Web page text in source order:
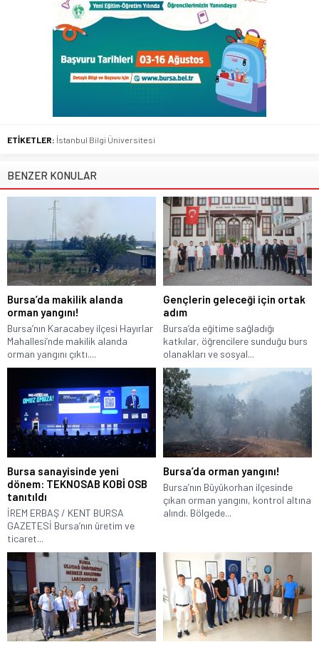
ETİKETLER: İstanbul Bilgi Üniversitesi
BENZER KONULAR
Bursa’da makilik alanda
orman yangını!
Bursa’nın Karacabey ilçesi Hayırlar
Mahallesi’nde makilik alanda
orman yangını çıktı....
Gençlerin geleceği için ortak
adım
Bursa’da eğitime sağladığı
katkılar, öğrencilere sunduğu burs
olanakları ve sosyal...
Bursa sanayisinde yeni
dönem: TEKNOSAB KOBİ OSB
tanıtıldı
İREM ERBAŞ / KENT BURSA
GAZETESİ Bursa’nın üretim ve
ticaret...
Bursa’da orman yangını!
Bursa’nın Büyükorhan ilçesinde
çıkan orman yangını, kontrol altına
alındı. Bölgede...